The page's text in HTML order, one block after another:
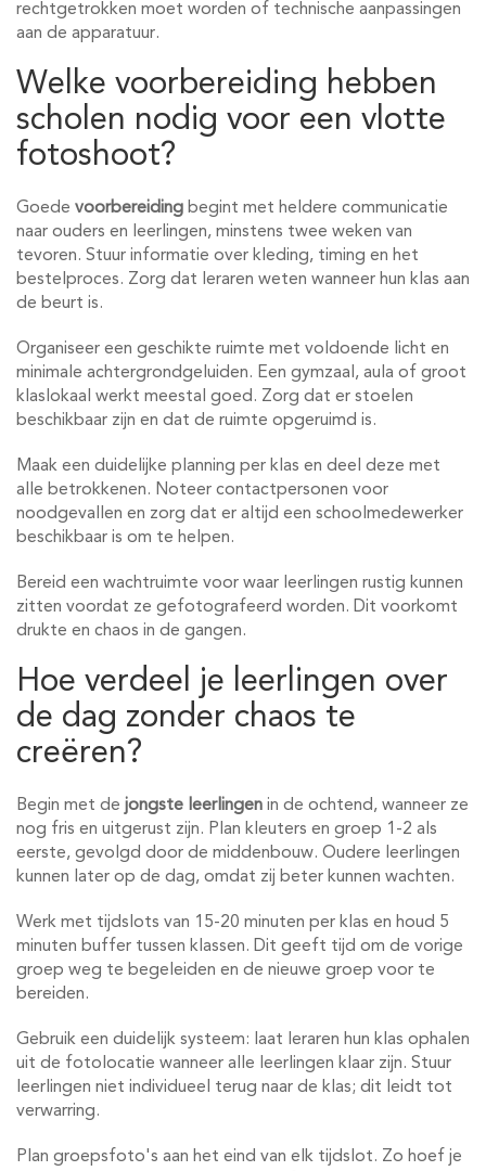
rechtgetrokken moet worden of technische aanpassingen
aan de apparatuur.
Welke voorbereiding hebben
scholen nodig voor een vlotte
fotoshoot?
Goede voorbereiding begint met heldere communicatie
naar ouders en leerlingen, minstens twee weken van
tevoren. Stuur informatie over kleding, timing en het
bestelproces. Zorg dat leraren weten wanneer hun klas aan
de beurt is.
Organiseer een geschikte ruimte met voldoende licht en
minimale achtergrondgeluiden. Een gymzaal, aula of groot
klaslokaal werkt meestal goed. Zorg dat er stoelen
beschikbaar zijn en dat de ruimte opgeruimd is.
Maak een duidelijke planning per klas en deel deze met
alle betrokkenen. Noteer contactpersonen voor
noodgevallen en zorg dat er altijd een schoolmedewerker
beschikbaar is om te helpen.
Bereid een wachtruimte voor waar leerlingen rustig kunnen
zitten voordat ze gefotografeerd worden. Dit voorkomt
drukte en chaos in de gangen.
Hoe verdeel je leerlingen over
de dag zonder chaos te
creëren?
Begin met de jongste leerlingen in de ochtend, wanneer ze
nog fris en uitgerust zijn. Plan kleuters en groep 1-2 als
eerste, gevolgd door de middenbouw. Oudere leerlingen
kunnen later op de dag, omdat zij beter kunnen wachten.
Werk met tijdslots van 15-20 minuten per klas en houd 5
minuten buffer tussen klassen. Dit geeft tijd om de vorige
groep weg te begeleiden en de nieuwe groep voor te
bereiden.
Gebruik een duidelijk systeem: laat leraren hun klas ophalen
uit de fotolocatie wanneer alle leerlingen klaar zijn. Stuur
leerlingen niet individueel terug naar de klas; dit leidt tot
verwarring.
Plan groepsfoto's aan het eind van elk tijdslot. Zo hoef je